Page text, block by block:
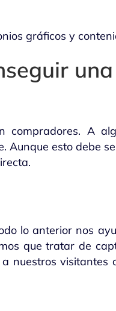
gráficos y
una
A
Aunque esto debe
lo anterior nos
que tratar de
nuestros visitantes